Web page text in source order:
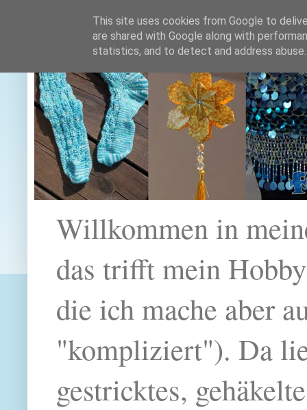
Willkommen in
das trifft mein
die ich mache aber
"kompliziert"). Da
gestricktes,
This site uses cookies from Google to
are shared with Google along with
statistics, and to detect and address abuse.